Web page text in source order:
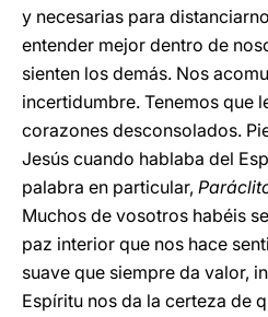
y necesarias para
entender mejor dentro de
sienten los demás. Nos
incertidumbre. Tenemos que
corazones desconsolados.
Jesús cuando hablaba del
palabra en particular,
Muchos de vosotros habéis
paz interior que nos hace
suave que siempre da valor,
Espíritu nos da la certeza de